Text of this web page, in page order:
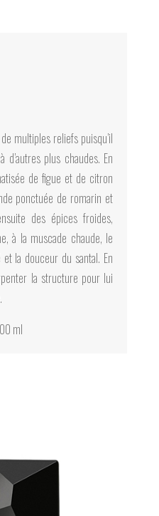
multiples reliefs puisqu’il
plus chaudes. En
de figue et de citron
ponctuée de romarin et
des épices froides,
à la muscade chaude, le
la douceur du santal. En
la structure pour lui
ml